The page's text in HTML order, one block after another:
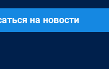
на новости